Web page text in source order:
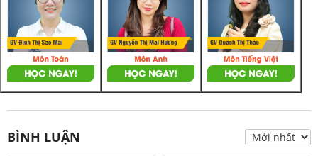
BÌNH LUẬN